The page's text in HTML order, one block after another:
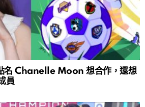
名 Chanelle Moon 想合作，還想
員